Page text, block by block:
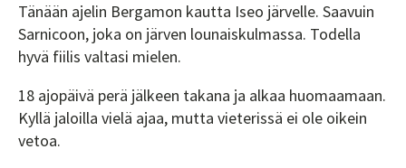
Tänään ajelin Bergamon kautta Iseo järvelle. Saavuin
Sarnicoon, joka on järven lounaiskulmassa. Todella
hyvä fiilis valtasi mielen.
18 ajopäivä perä jälkeen takana ja alkaa huomaamaan.
Kyllä jaloilla vielä ajaa, mutta vieterissä ei ole oikein
vetoa.